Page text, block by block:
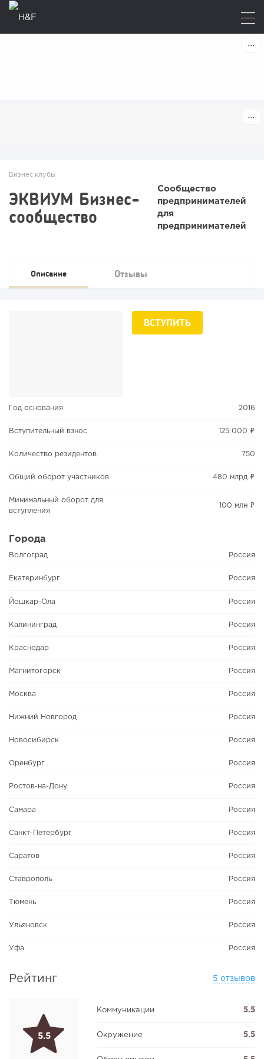
Бизнес клубы
ЭКВИУМ Бизнес-
сообщество
Сообщество
предпринимателей
для
предпринимателей
Описание Отзывы
ВСТУПИТЬ
Год основания 2016
Вступительный взнос 125 000 ₽
Количество резидентов 750
Общий оборот участников 480 млрд ₽
Минимальный оборот для
вступления
100 млн ₽
Города
Волгоград Россия
Екатеринбург Россия
Йошкар-Ола Россия
Калининград Россия
Краснодар Россия
Магнитогорск Россия
Москва Россия
Нижний Новгород Россия
Новосибирск Россия
Оренбург Россия
Ростов-на-Дону Россия
Самара Россия
Санкт-Петербург Россия
Саратов Россия
Ставрополь Россия
Тюмень Россия
Ульяновск Россия
Уфа Россия
Рейтинг 5 отзывов
5.5
Коммуникации 5.5
Окружение 5.5